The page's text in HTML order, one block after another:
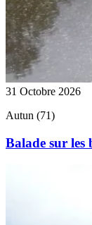
31 Octobre 2026
Autun (71)
Balade sur